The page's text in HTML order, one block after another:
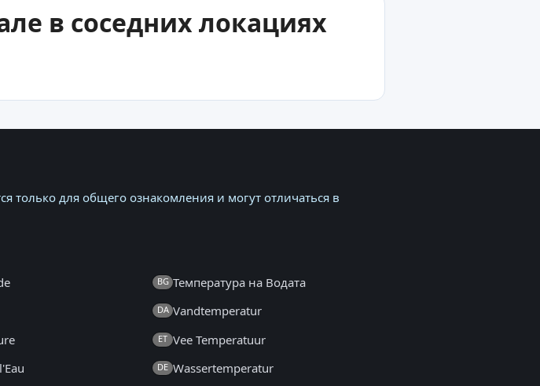
в соседних локациях
только для общего ознакомления и могут отличаться в
BG Температура на Водата
DA Vandtemperatur
ET Vee Temperatuur
DE Wassertemperatur